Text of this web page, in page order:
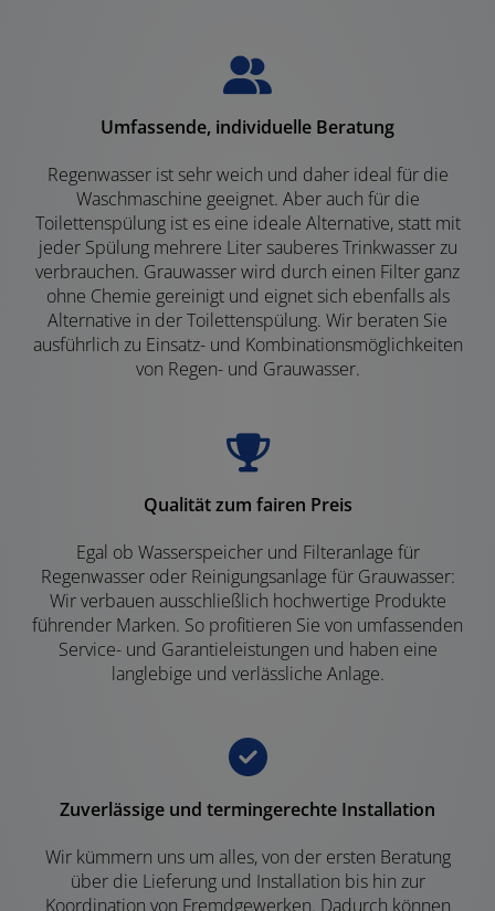
Umfassende, individuelle Beratung
Regenwasser ist sehr weich und daher ideal für die
Waschmaschine geeignet. Aber auch für die
Toilettenspülung ist es eine ideale Alternative, statt mit
jeder Spülung mehrere Liter sauberes Trinkwasser zu
verbrauchen. Grauwasser wird durch einen Filter ganz
ohne Chemie gereinigt und eignet sich ebenfalls als
Alternative in der Toilettenspülung. Wir beraten Sie
ausführlich zu Einsatz- und Kombinationsmöglichkeiten
von Regen- und Grauwasser.
Qualität zum fairen Preis
Egal ob Wasserspeicher und Filteranlage für
Regenwasser oder Reinigungsanlage für Grauwasser:
Wir verbauen ausschließlich hochwertige Produkte
führender Marken. So profitieren Sie von umfassenden
Service- und Garantieleistungen und haben eine
langlebige und verlässliche Anlage.
Zuverlässige und termingerechte Installation
Wir kümmern uns um alles, von der ersten Beratung
über die Lieferung und Installation bis hin zur
Koordination von Fremdgewerken. Dadurch können